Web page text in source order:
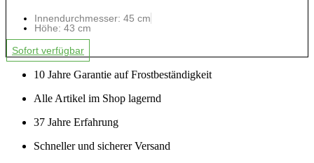
Innendurchmesser: 45 cm
Höhe: 43 cm
Sofort verfügbar
10 Jahre Garantie auf Frostbeständigkeit
Alle Artikel im Shop lagernd
37 Jahre Erfahrung
Schneller und sicherer Versand